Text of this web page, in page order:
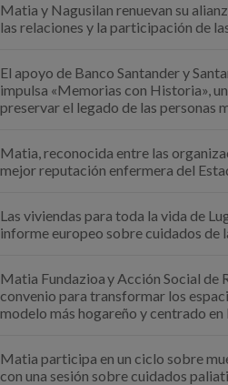
Matia y Nagusilan renuevan su
las relaciones y la participación de
El apoyo de Banco Santander y
impulsa «Memorias con Historia»,
preservar el legado de las personas
Matia, reconocida entre las
mejor reputación enfermera del
Las viviendas para toda la vida de
informe europeo sobre cuidados de
Matia Fundazioa y Acción Social de
convenio para transformar los
modelo más hogareño y centrado en
Matia participa en un ciclo sobre
con una sesión sobre cuidados